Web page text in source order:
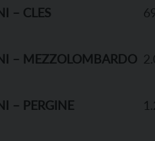
– CLES
– MEZZOLOMBARDO
– PERGINE